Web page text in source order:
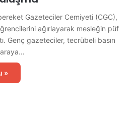
Gazeteciler Cemiyeti (CGC),
ağırlayarak mesleğin püf
Genç gazeteciler, tecrübeli basın
»